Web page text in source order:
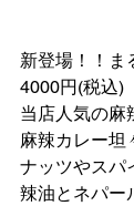
新登場！！ま
4000円(税込)
当店人気の麻
麻辣カレー坦
ナッツやスパ
辣油とネパー